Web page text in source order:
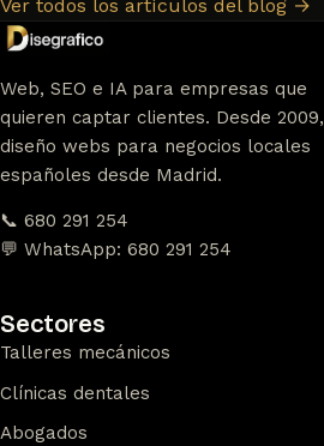
Ver todos los artículos del blog →
Web, SEO e IA para empresas que
quieren captar clientes. Desde 2009,
diseño webs para negocios locales
españoles desde Madrid.
📞 680 291 254
💬 WhatsApp: 680 291 254
Sectores
Talleres mecánicos
Clínicas dentales
Abogados